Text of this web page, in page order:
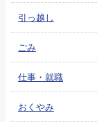
引っ越し
ごみ
仕事・就職
おくやみ